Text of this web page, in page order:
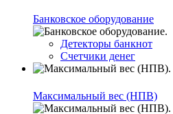
Банковское оборудование
Детекторы банкнот
Счетчики денег
Максимальный вес (НПВ)